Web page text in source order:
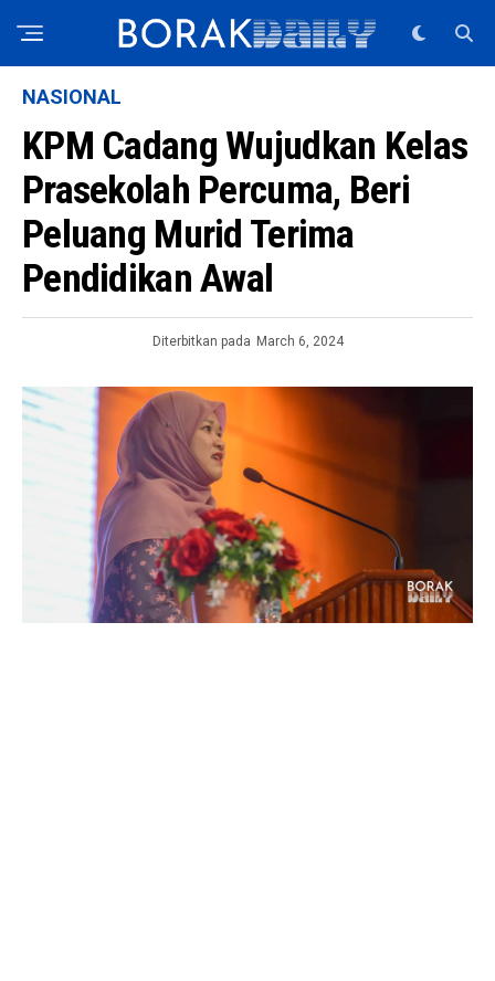
NASIONAL
KPM Cadang Wujudkan Kelas
Prasekolah Percuma, Beri
Peluang Murid Terima
Pendidikan Awal
Diterbitkan pada March 6, 2024